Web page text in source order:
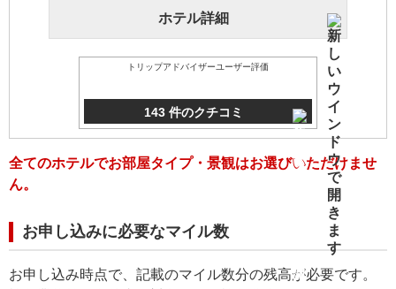
ホテル詳細
トリップアドバイザーユーザー評価
143 件のクチコミ
全てのホテルでお部屋タイプ・景観はお選びいただけませ
ん。
お申し込みに必要なマイル数
お申し込み時点で、記載のマイル数分の残高が必要です。